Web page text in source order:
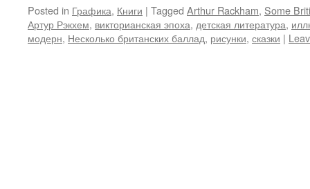
Posted in Графика, Книги | Tagged Arthur Rackham, Some
Артур Рэкхем, викторианская эпоха, детская литература,
модерн, Несколько британских баллад, рисунки, сказки |